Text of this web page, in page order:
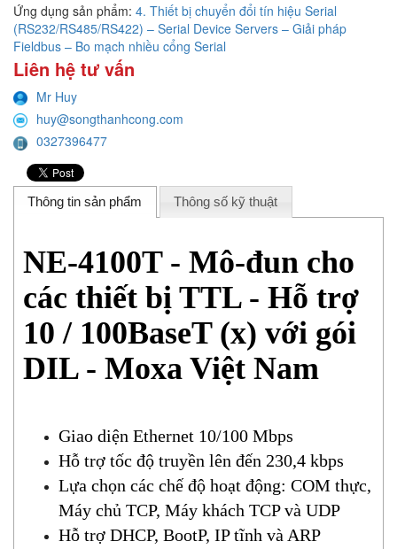
Ứng dụng sản phẩm: 4. Thiết bị chuyển đổi tín hiệu Serial
(RS232/RS485/RS422) – Serial Device Servers – Giải pháp
Fieldbus – Bo mạch nhiều cổng Serial
Liên hệ tư vấn
Mr Huy
huy@songthanhcong.com
0327396477
Thông tin sản phẩm Thông số kỹ thuật
NE-4100T - Mô-đun cho
các thiết bị TTL - Hỗ trợ
10 / 100BaseT (x) với gói
DIL - Moxa Việt Nam
Giao diện Ethernet 10/100 Mbps
Hỗ trợ tốc độ truyền lên đến 230,4 kbps
Lựa chọn các chế độ hoạt động: COM thực,
Máy chủ TCP, Máy khách TCP và UDP
Hỗ trợ DHCP, BootP, IP tĩnh và ARP